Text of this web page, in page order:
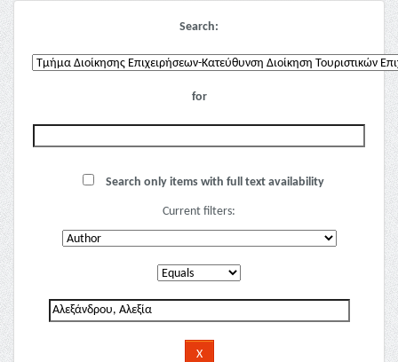
Search:
for
Search only items with full text availability
Current filters: